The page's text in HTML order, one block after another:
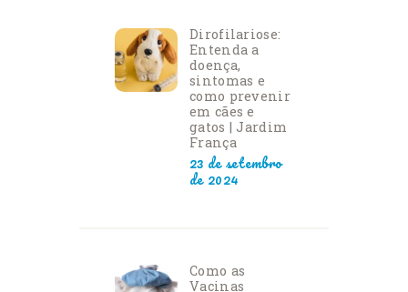
Dirofilariose:
Entenda a
doença,
sintomas e
como prevenir
em cães e
gatos | Jardim
França
23 de setembro
de 2024
Como as
Vacinas